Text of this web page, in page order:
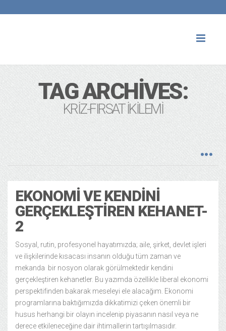
TAG ARCHIVES:
KRIZ-FIRSAT IKILEMI
EKONOMI VE KENDINI
GERÇEKLEŞTIREN KEHANET-
2
Sosyal, rutin, profesyonel hayatımızda; aile, şirket, devlet işleri
ve ilişkilerinde kısacası insanın olduğu tüm zaman ve
mekanda bir nosyon olarak görülmektedir kendini
gerçekleştiren kehanetler. Bu yazımda özellikle liberal ekonomi
perspektifinden bakarak meseleyi ele alacağım. Ekonomi
programlarına baktığımızda dikkatimizi çeken önemli bir
husus herhangi bir olayın incelenip piyasanın nasıl veya ne
derece etkileneceğine dair ihtimallerin tartışılmasıdır.